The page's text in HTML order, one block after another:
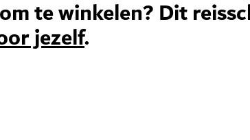
te winkelen? Dit
jezelf.